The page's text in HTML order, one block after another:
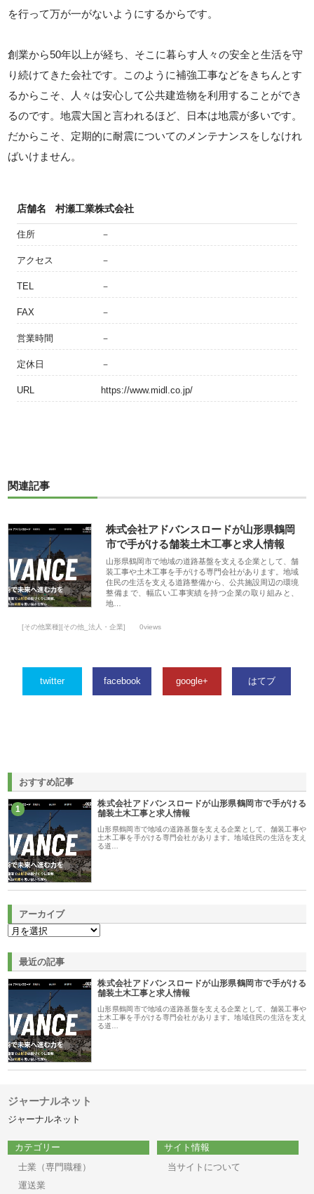
を行って万が一がないようにするからです。
創業から50年以上が経ち、そこに暮らす人々の安全と生活を守
り続けてきた会社です。このように補強工事などをきちんとす
るからこそ、人々は安心して公共建造物を利用することができ
るのです。地震大国と言われるほど、日本は地震が多いです。
だからこそ、定期的に耐震についてのメンテナンスをしなけれ
ばいけません。
店舗名 村瀬工業株式会社
住所 －
アクセス －
TEL －
FAX －
営業時間 －
定休日 －
URL https://www.midl.co.jp/
関連記事
株式会社アドバンスロードが山形県鶴岡
市で手がける舗装土木工事と求人情報
山形県鶴岡市で地域の道路基盤を支える企業として、舗
装工事や土木工事を手がける専門会社があります。地域
住民の生活を支える道路整備から、公共施設周辺の環境
整備まで、幅広い工事実績を持つ企業の取り組みと、
地…
[その他業種][その他_法人・企業] 0views
twitter facebook google+ はてブ
おすすめ記事
1
株式会社アドバンスロードが山形県鶴岡市で手がける
舗装土木工事と求人情報
山形県鶴岡市で地域の道路基盤を支える企業として、舗装工事や
土木工事を手がける専門会社があります。地域住民の生活を支え
る道…
アーカイブ
最近の記事
株式会社アドバンスロードが山形県鶴岡市で手がける
舗装土木工事と求人情報
山形県鶴岡市で地域の道路基盤を支える企業として、舗装工事や
土木工事を手がける専門会社があります。地域住民の生活を支え
る道…
ジャーナルネット
ジャーナルネット
カテゴリー
士業（専門職種）
運送業
サイト情報
当サイトについて